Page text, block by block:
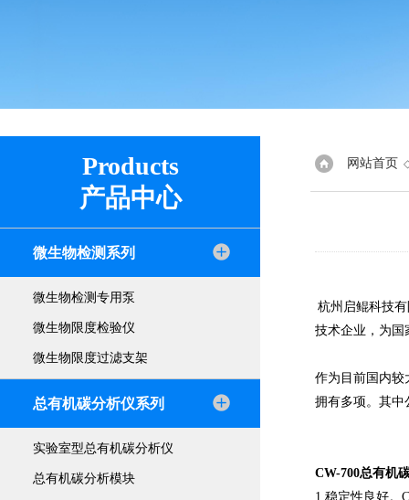
Products
产品中心
微生物检测系列
微生物检测专用泵
微生物限度检验仪
微生物限度过滤支架
总有机碳分析仪系列
实验室型总有机碳分析仪
总有机碳分析模块
网站首页
杭州启鲲科技
技术企业，为国
作为目前国内较
拥有多项。其中
CW-700总有机
1.稳定性良好。